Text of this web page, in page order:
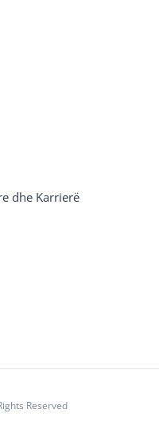
dhe Karrierë
Reserved